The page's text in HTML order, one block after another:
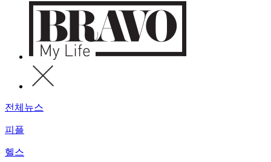
전체뉴스
피플
헬스